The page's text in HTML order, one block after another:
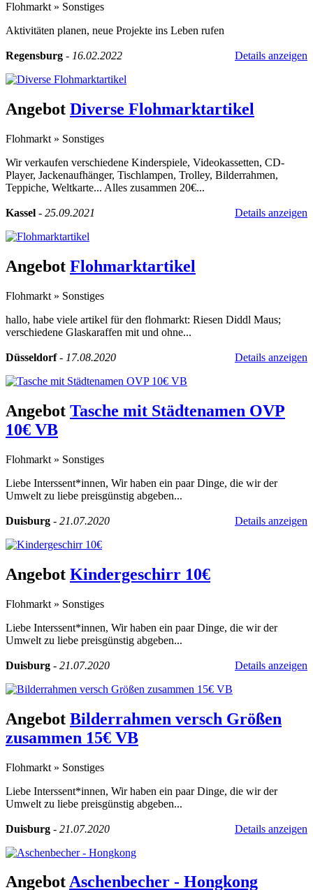
Flohmarkt » Sonstiges
Aktivitäten planen, neue Projekte ins Leben rufen
Regensburg - 16.02.2022 Details anzeigen
Angebot Diverse Flohmarktartikel
Flohmarkt » Sonstiges
Wir verkaufen verschiedene Kinderspiele, Videokassetten, CD-
Player, Jackenaufhänger, Tischlampen, Trolley, Bilderrahmen,
Teppiche, Weltkarte... Alles zusammen 20€...
Kassel - 25.09.2021 Details anzeigen
Angebot Flohmarktartikel
Flohmarkt » Sonstiges
hallo, habe viele artikel für den flohmarkt: Riesen Diddl Maus;
verschiedene Glaskaraffen mit und ohne...
Düsseldorf- 17.08.2020 Details anzeigen
Angebot Tasche mit Städtenamen OVP
10€ VB
Flohmarkt » Sonstiges
Liebe Interssent*innen, Wir haben ein paar Dinge, die wir der
Umwelt zu liebe preisgünstig abgeben...
Duisburg - 21.07.2020 Details anzeigen
Angebot Kindergeschirr 10€
Flohmarkt » Sonstiges
Liebe Interssent*innen, Wir haben ein paar Dinge, die wir der
Umwelt zu liebe preisgünstig abgeben...
Duisburg - 21.07.2020 Details anzeigen
Angebot Bilderrahmen versch Größen
zusammen 15€ VB
Flohmarkt » Sonstiges
Liebe Interssent*innen, Wir haben ein paar Dinge, die wir der
Umwelt zu liebe preisgünstig abgeben...
Duisburg - 21.07.2020 Details anzeigen
AngebotAschenbecher - Hongkong